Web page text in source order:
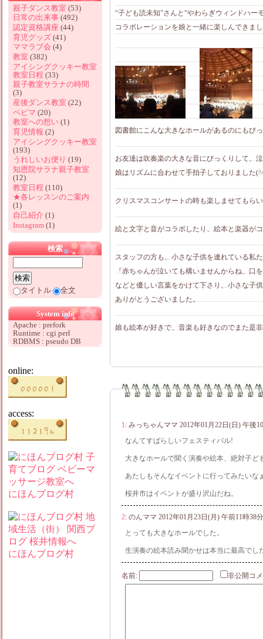
“子ども読未知”さんと“やわらぎウィンドハー
コラボレーションを娘と一緒に楽しんできま
図書館にこんな大きなホールがあるのにもび
お友達は吹奏楽の大きな音にびっくりして、
娘はリズムに合わせて手拍子しておりました
クリスマスコンサートの時も楽しませてもら
絵と文字と音がコラボしたり、絵本と楽器が
スタッフの方も、小さな子供を連れている私
『赤ちゃんが泣いても構いませんからね、口
などと優しい言葉をかけて下さり、小さな子
ありがとうございました。
娘も絵本が好きで、音楽も好きなのでまた是
1: みっちゃんママ 2012年01月22日(日) 午後
なんてすばらしいフェスティバル!
大きなホールで聞く演奏や絵本、絶対子ど
あたしもそんなイベントに行ってみたいな
桜井市はイベントが盛り沢山だね。
2: のんママ 2012年01月23日(月) 午前11時38分
とっても大きなホールでした。
生演奏の絵本読み聞かせは本当に最高でし
名前: 非公開
親子ダンス教室 (53)
日常の出来事 (492)
認定資格講座 (44)
育児グッズ (41)
ママラブ会 (4)
教室 (382)
アイシングクッキー教室
教室日程 (33)
親子教室サラナの時間
(3)
産後ダンス教室 (22)
ベビマ (20)
教室への想い (1)
育児情報 (2)
アイシングクッキー教室
(193)
うれしいお便り (19)
知恩院サラナ親子教室
(12)
教室日程 (110)
★各レッスンのご案内
(1)
自己紹介 (1)
Instagram (1)
検索
タイトル 全文
System info
Apache : prefork
Runtime : cgi perl
RDBMS : pseudo DB
online:
access:
にほんブログ村
にほんブログ村